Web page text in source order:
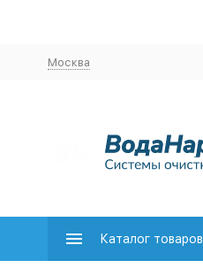
Москва
Каталог товаров